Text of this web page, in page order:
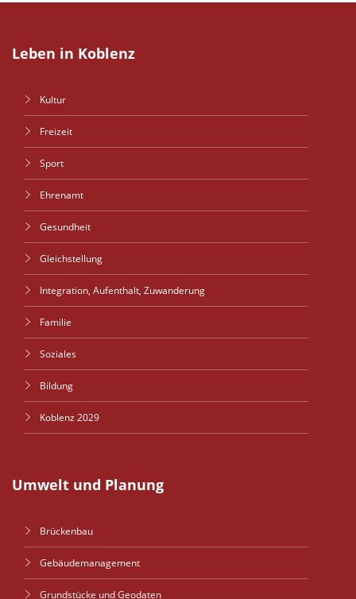
Leben in Koblenz
Kultur
Freizeit
Sport
Ehrenamt
Gesundheit
Gleichstellung
Integration, Aufenthalt, Zuwanderung
Familie
Soziales
Bildung
Koblenz 2029
Umwelt und Planung
Brückenbau
Gebäudemanagement
Grundstücke und Geodaten